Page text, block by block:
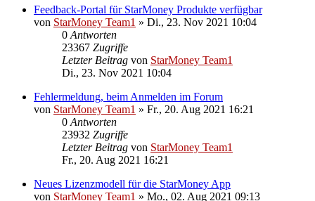
Feedback-Portal für StarMoney Produkte verfügbar
von StarMoney Team1 » Di., 23. Nov 2021 10:04
0 Antworten
23367 Zugriffe
Letzter Beitrag von StarMoney Team1
Di., 23. Nov 2021 10:04
Fehlermeldung, beim Anmelden im Forum
von StarMoney Team1 » Fr., 20. Aug 2021 16:21
0 Antworten
23932 Zugriffe
Letzter Beitrag von StarMoney Team1
Fr., 20. Aug 2021 16:21
Neues Lizenzmodell für die StarMoney App
von StarMoney Team1 » Mo., 02. Aug 2021 09:13